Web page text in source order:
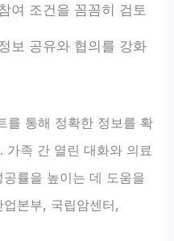
여 조건을 꼼꼼히 검토
보 공유와 협의를 강화
를 통해 정확한 정보를 확
가족 간 열린 대화와 의료
률을 높이는 데 도움을
본부, 국립암센터,